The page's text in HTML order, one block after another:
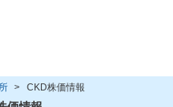
> CKD株価情報